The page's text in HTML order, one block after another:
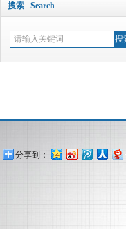
搜索 Search
分享到：